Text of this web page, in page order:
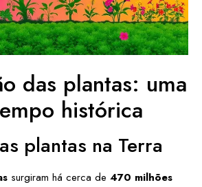
das plantas: uma
histórica
plantas na Terra
surgiram há cerca de 470 milhões